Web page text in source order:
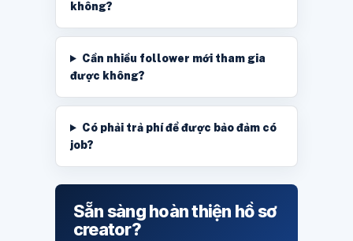
không?
Cần nhiều follower mới tham gia
được không?
Có phải trả phí để được bảo đảm có
job?
Sẵn sàng hoàn thiện hồ sơ
creator?